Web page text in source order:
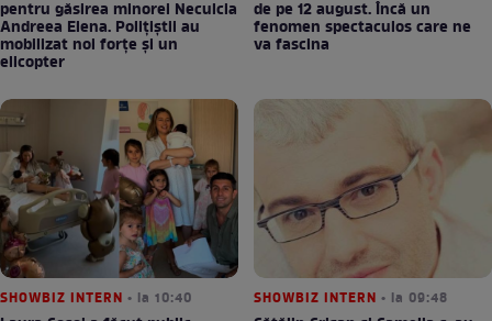
pentru găsirea minorei Neculcia
Andreea Elena. Polițiștii au
mobilizat noi forțe și un
elicopter
de pe 12 august. Încă un
fenomen spectaculos care ne
va fascina
SHOWBIZ INTERN • la 10:40 SHOWBIZ INTERN • la 09:48